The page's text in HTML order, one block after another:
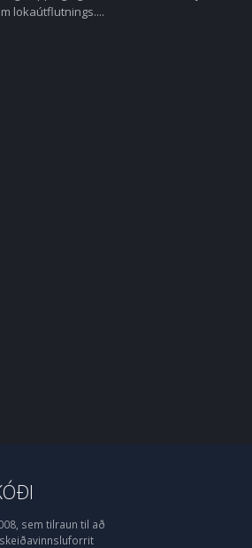
lokaútflutnings....
sem tilraun til að